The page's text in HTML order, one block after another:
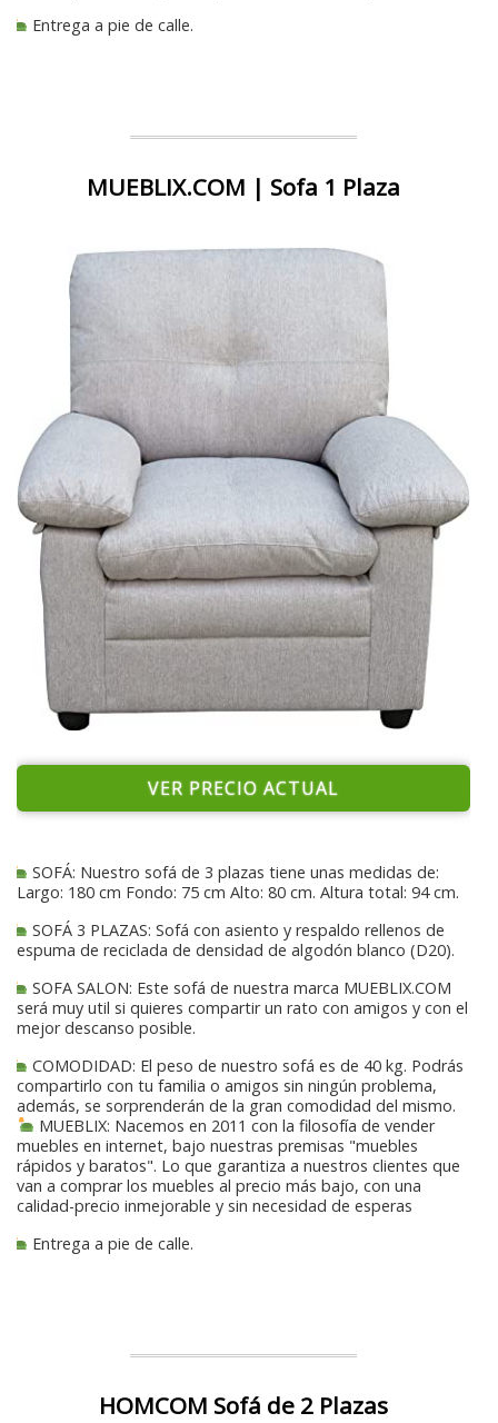
Entrega a pie de calle.
MUEBLIX.COM | Sofa 1 Plaza
VER PRECIO ACTUAL
SOFÁ: Nuestro sofá de 3 plazas tiene unas medidas de:
Largo: 180 cm Fondo: 75 cm Alto: 80 cm. Altura total: 94 cm.
SOFÁ 3 PLAZAS: Sofá con asiento y respaldo rellenos de
espuma de reciclada de densidad de algodón blanco (D20).
SOFA SALON: Este sofá de nuestra marca MUEBLIX.COM
será muy util si quieres compartir un rato con amigos y con el
mejor descanso posible.
COMODIDAD: El peso de nuestro sofá es de 40 kg. Podrás
compartirlo con tu familia o amigos sin ningún problema,
además, se sorprenderán de la gran comodidad del mismo.
MUEBLIX: Nacemos en 2011 con la filosofía de vender
muebles en internet, bajo nuestras premisas "muebles
rápidos y baratos". Lo que garantiza a nuestros clientes que
van a comprar los muebles al precio más bajo, con una
calidad-precio inmejorable y sin necesidad de esperas
Entrega a pie de calle.
HOMCOM Sofá de 2 Plazas